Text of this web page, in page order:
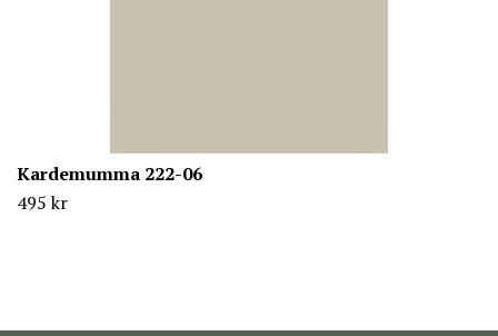
Kardemumma 222-06
495 kr